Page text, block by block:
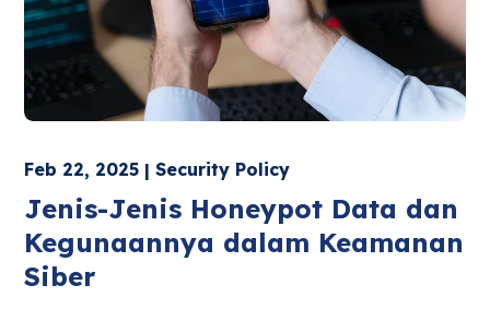
Feb 22, 2025 | Security Policy
Jenis-Jenis Honeypot Data dan
Kegunaannya dalam Keamanan
Siber